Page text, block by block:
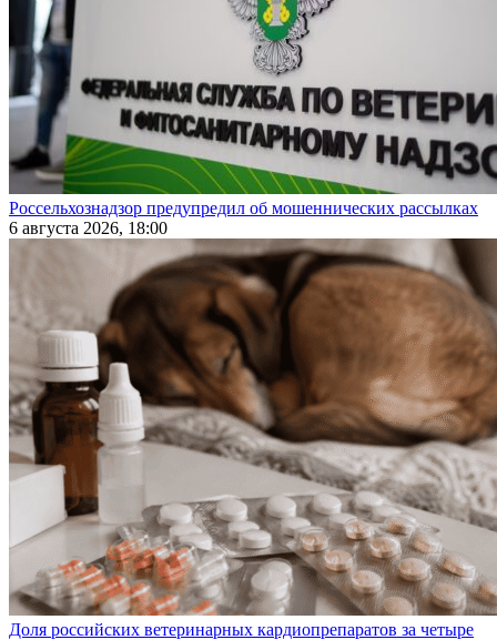
Россельхознадзор предупредил об мошеннических рассылках
6 августа 2026, 18:00
Доля российских ветеринарных кардиопрепаратов за четыре